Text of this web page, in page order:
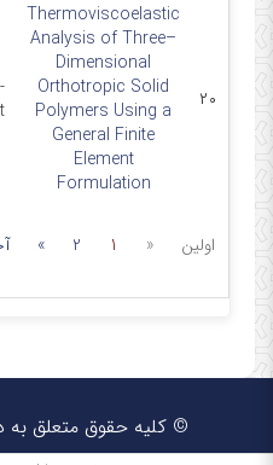
۲۰
Thermoviscoelastic
Analysis of Three–
Dimensional
Orthotropic Solid
Polymers Using a
General Finite
Element
Formulation
اولین «
1
2
»
© کلیه حقوق متعلق به